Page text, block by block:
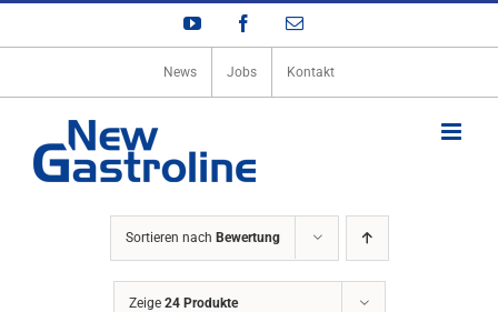
Zum
YouTube Facebook
E-
News Jobs Kontakt
Sortieren nach Bewertung
Zeige 24 Produkte